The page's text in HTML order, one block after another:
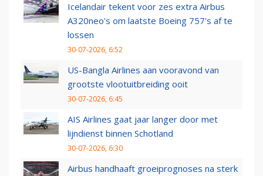
Icelandair tekent voor zes extra Airbus
A320neo's om laatste Boeing 757's af te
lossen
30-07-2026, 6:52
US-Bangla Airlines aan vooravond van
grootste vlootuitbreiding ooit
30-07-2026, 6:45
AIS Airlines gaat jaar langer door met
lijndienst binnen Schotland
30-07-2026, 6:30
Airbus handhaaft groeiprognoses na sterk